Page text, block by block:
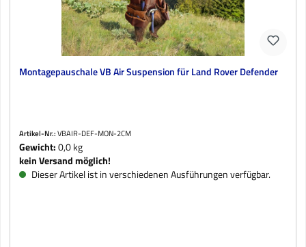
Montagepauschale VB Air Suspension für Land Rover Defender
Artikel-Nr.:VBAIR-DEF-MON-2CM
Gewicht:0,0 kg
kein Versand möglich!
Dieser Artikel ist in verschiedenen Ausführungen verfügbar.